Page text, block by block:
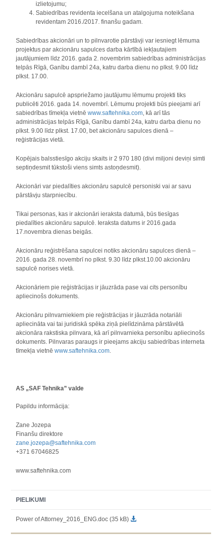
izlietojumu;
Sabiedrības revidenta iecelšana un atalgojuma noteikšana
revidentam 2016./2017. finanšu gadam.
Sabiedrības akcionāri un to pilnvarotie pārstāvji var iesniegt lēmuma
projektus par akcionāru sapulces darba kārtībā iekļautajiem
jautājumiem līdz 2016. gada 2. novembrim sabiedrības administrācijas
telpās Rīgā, Ganību dambī 24a, katru darba dienu no plkst. 9.00 līdz
plkst. 17.00.
Akcionāru sapulcē apspriežamo jautājumu lēmumu projekti tiks
publicēti 2016. gada 14. novembrī. Lēmumu projekti būs pieejami arī
sabiedrības tīmekļa vietnē www.saftehnika.com, kā arī tās
administrācijas telpās Rīgā, Ganību dambī 24a, katru darba dienu no
plkst. 9.00 līdz plkst. 17.00, bet akcionāru sapulces dienā –
reģistrācijas vietā.
Kopējais balsstiesīgo akciju skaits ir 2 970 180 (divi miljoni deviņi simti
septiņdesmit tūkstoši viens simts astoņdesmit).
Akcionāri var piedalīties akcionāru sapulcē personiski vai ar savu
pārstāvju starpniecību.
Tikai personas, kas ir akcionāri ieraksta datumā, būs tiesīgas
piedalīties akcionāru sapulcē. Ieraksta datums ir 2016.gada
17.novembra dienas beigās.
Akcionāru reģistrēšana sapulcei notiks akcionāru sapulces dienā –
2016. gada 28. novembrī no plkst. 9.30 līdz plkst.10.00 akcionāru
sapulcē norises vietā.
Akcionāriem pie reģistrācijas ir jāuzrāda pase vai cits personību
apliecinošs dokuments.
Akcionāru pilnvarniekiem pie reģistrācijas ir jāuzrāda notariāli
apliecināta vai tai juridiskā spēka ziņā pielīdzināma pārstāvētā
akcionāra rakstiska pilnvara, kā arī pilnvarnieka personību apliecinošs
dokuments. Pilnvaras paraugs ir pieejams akciju sabiedrības interneta
tīmekļa vietnē www.saftehnika.com.
AS „SAF Tehnika” valde
Papildu informācija:
Zane Jozepa
Finanšu direktore
zane.jozepa@saftehnika.com
+371 67046825
www.saftehnika.com
PIELIKUMI
Power of Attorney_2016_ENG.doc (35 kB)